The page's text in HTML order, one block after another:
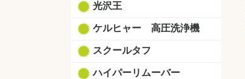
光沢王
ケルヒャー 高圧洗浄機
スクールタフ
ハイパーリムーバー